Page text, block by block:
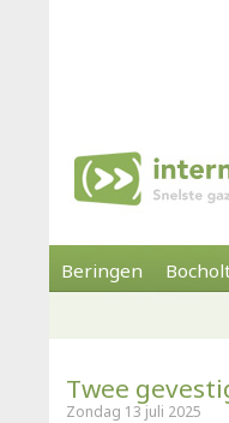
Beringen
Twee
Zondag 13 juli 2025